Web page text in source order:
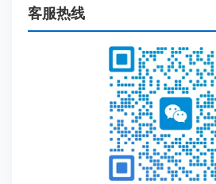
客服热线